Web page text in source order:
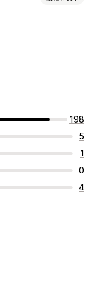
198
5
1
0
4